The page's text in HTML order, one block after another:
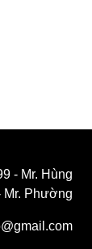
- Mr. Hùng
Mr. Phường